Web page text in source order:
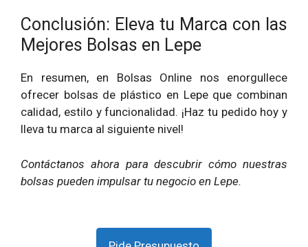
Conclusión: Eleva tu Marca con las
Mejores Bolsas en Lepe
En resumen, en Bolsas Online nos enorgullece
ofrecer bolsas de plástico en Lepe que combinan
calidad, estilo y funcionalidad. ¡Haz tu pedido hoy y
lleva tu marca al siguiente nivel!
Contáctanos ahora para descubrir cómo nuestras
bolsas pueden impulsar tu negocio en Lepe.